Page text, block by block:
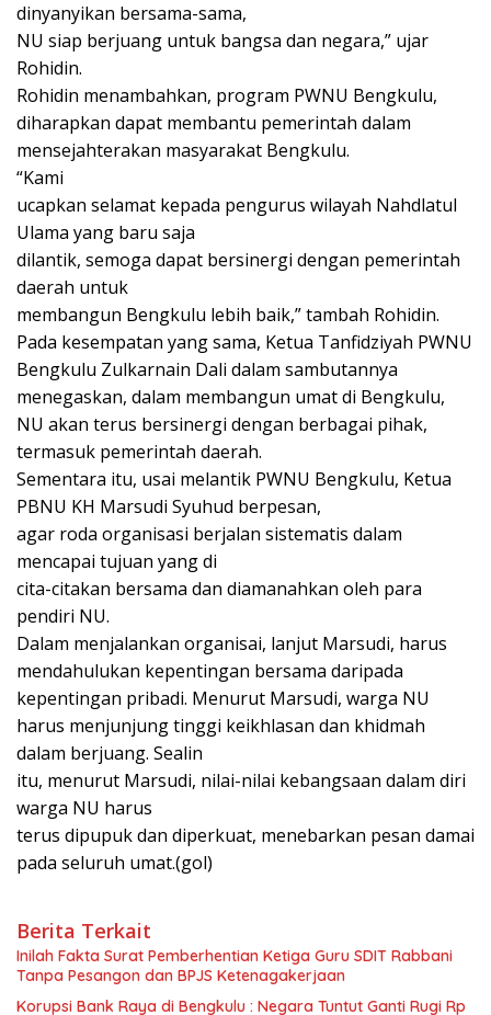
dinyanyikan bersama-sama,
NU siap berjuang untuk bangsa dan negara,” ujar
Rohidin.
Rohidin menambahkan, program PWNU Bengkulu,
diharapkan dapat membantu pemerintah dalam
mensejahterakan masyarakat Bengkulu.
“Kami
ucapkan selamat kepada pengurus wilayah Nahdlatul
Ulama yang baru saja
dilantik, semoga dapat bersinergi dengan pemerintah
daerah untuk
membangun Bengkulu lebih baik,” tambah Rohidin.
Pada kesempatan yang sama, Ketua Tanfidziyah PWNU
Bengkulu Zulkarnain Dali dalam sambutannya
menegaskan, dalam membangun umat di Bengkulu,
NU akan terus bersinergi dengan berbagai pihak,
termasuk pemerintah daerah.
Sementara itu, usai melantik PWNU Bengkulu, Ketua
PBNU KH Marsudi Syuhud berpesan,
agar roda organisasi berjalan sistematis dalam
mencapai tujuan yang di
cita-citakan bersama dan diamanahkan oleh para
pendiri NU.
Dalam menjalankan organisai, lanjut Marsudi, harus
mendahulukan kepentingan bersama daripada
kepentingan pribadi. Menurut Marsudi, warga NU
harus menjunjung tinggi keikhlasan dan khidmah
dalam berjuang. Sealin
itu, menurut Marsudi, nilai-nilai kebangsaan dalam diri
warga NU harus
terus dipupuk dan diperkuat, menebarkan pesan damai
pada seluruh umat.(gol)
Berita Terkait
Inilah Fakta Surat Pemberhentian Ketiga Guru SDIT Rabbani
Tanpa Pesangon dan BPJS Ketenagakerjaan
Korupsi Bank Raya di Bengkulu : Negara Tuntut Ganti Rugi Rp